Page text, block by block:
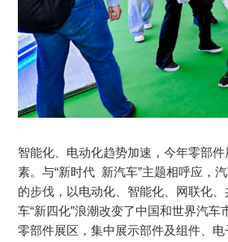
智能化、电动化趋势加速，今年零部
素。与“新时代 新汽车”主题相呼应，
的步伐，以电动化、智能化、网联化
车“新四化”浪潮改变了中国和世界汽车
零部件展区，集中展示部件及组件、电